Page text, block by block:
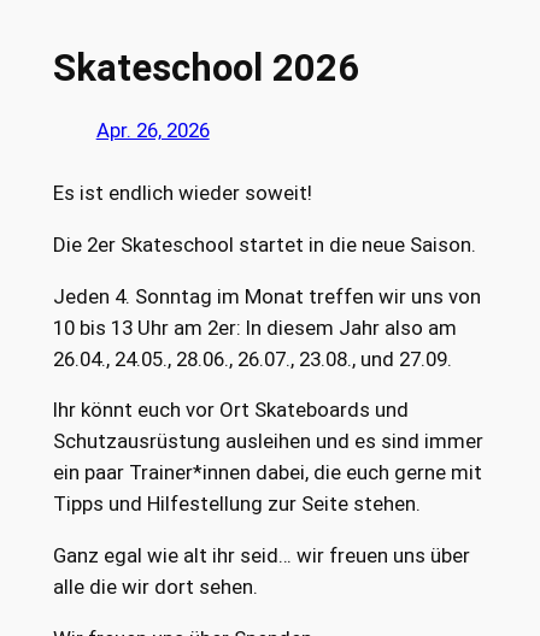
Skateschool 2026
Apr. 26, 2026
Es ist endlich wieder soweit!
Die 2er Skateschool startet in die neue Saison.
Jeden 4. Sonntag im Monat treffen wir uns von
10 bis 13 Uhr am 2er: In diesem Jahr also am
26.04., 24.05., 28.06., 26.07., 23.08., und 27.09.
Ihr könnt euch vor Ort Skateboards und
Schutzausrüstung ausleihen und es sind immer
ein paar Trainer*innen dabei, die euch gerne mit
Tipps und Hilfestellung zur Seite stehen.
Ganz egal wie alt ihr seid… wir freuen uns über
alle die wir dort sehen.